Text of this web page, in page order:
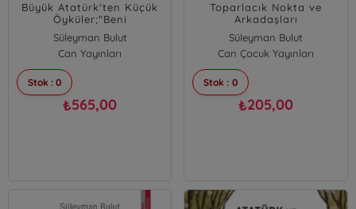
Büyük Atatürk'ten Küçük
Öyküler;"Beni
Hatırlayınız..."
Süleyman Bulut
Can Yayınları
Stok : 0
₺565,00
Toparlacık Nokta ve
Arkadaşları
Süleyman Bulut
Can Çocuk Yayınları
Stok : 0
₺205,00